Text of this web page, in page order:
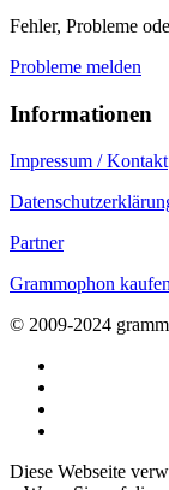
Fehler, Probleme
Probleme melden
Informationen
Impressum / Kontakt
Partner
Grammophon kaufen
© 2009-2024
Diese Webseite